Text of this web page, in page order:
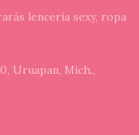
lencería sexy, ropa
Uruapan, Mich.,